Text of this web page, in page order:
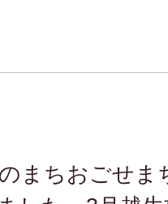
まちおごせま